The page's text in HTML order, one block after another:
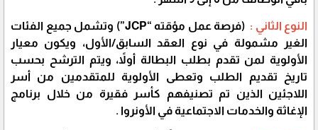
النوع الثاني :
(فرصة عمل مؤقته “JCP”) وتشمل جميع الفئات
الغير مشمولة في نوع العقد السابق/الأول، ويكون معيار
الأولوية لمن تقدم بطلب البطالة أولاً، ويتم الترشح بحسب
تاريخ تقديم الطلب وتعطى الأولوية للمتقدمين من أسر
اللاجئين الذين تم تصنيفهم كأسر فقيرة من خلال برنامج
الإغاثة والخدمات الاجتماعية في الأونروا .